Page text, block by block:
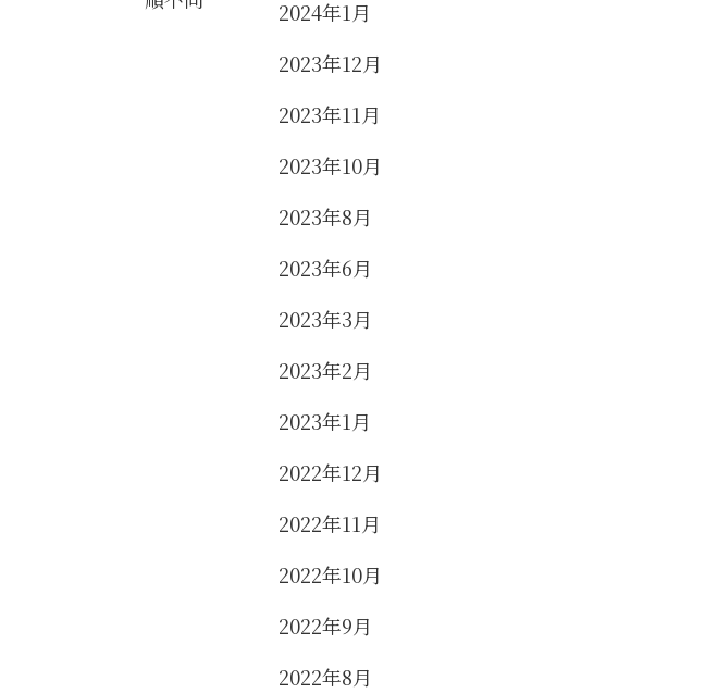
2024年1月
2023年12月
2023年11月
2023年10月
2023年8月
2023年6月
2023年3月
2023年2月
2023年1月
2022年12月
2022年11月
2022年10月
2022年9月
2022年8月